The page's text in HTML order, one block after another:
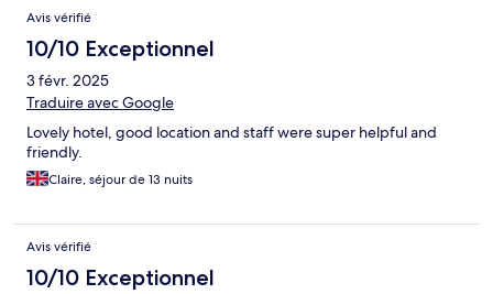
Avis vérifié
10/10 Exceptionnel
3 févr. 2025
Traduire avec Google
Lovely hotel, good location and staff were super helpful and
friendly.
Claire, séjour de 13 nuits
Avis vérifié
10/10 Exceptionnel